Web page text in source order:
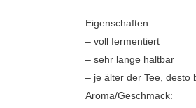
Eigenschaften:
– voll fermentiert
– sehr lange haltbar
– je älter der Tee, desto
Aroma/Geschmack: